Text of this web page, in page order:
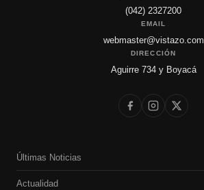
(042) 2327200
EMAIL
webmaster@vistazo.com
DIRECCIÓN
Aguirre 734 y Boyacá
Últimas Noticias
Actualidad